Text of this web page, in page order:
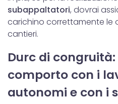
subappaltatori, dovrai
carichino correttamente le
cantieri.
Durc di
comporto con i
autonomi e con i